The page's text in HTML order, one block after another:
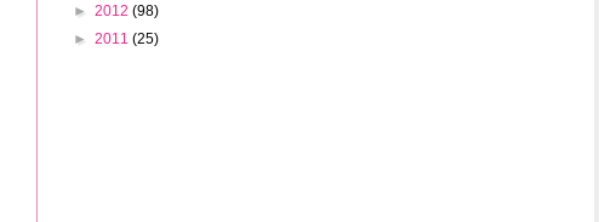
► 2012 (98)
► 2011 (25)